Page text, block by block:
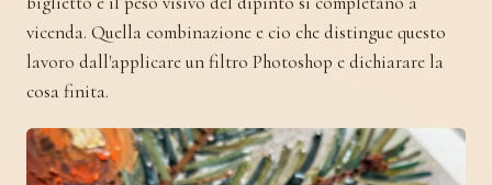
vicenda. Quella combinazione e cio che distingue questo
lavoro dall'applicare un filtro Photoshop e dichiarare la
cosa finita.